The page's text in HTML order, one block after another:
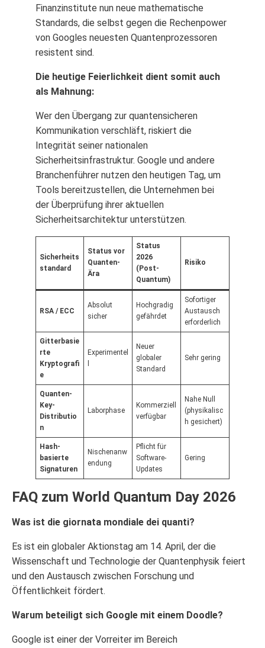
Finanzinstitute nun neue mathematische
Standards, die selbst gegen die Rechenpower
von Googles neuesten Quantenprozessoren
resistent sind.
Die heutige Feierlichkeit dient somit auch
als Mahnung:
Wer den Übergang zur quantensicheren
Kommunikation verschläft, riskiert die
Integrität seiner nationalen
Sicherheitsinfrastruktur. Google und andere
Branchenführer nutzen den heutigen Tag, um
Tools bereitzustellen, die Unternehmen bei
der Überprüfung ihrer aktuellen
Sicherheitsarchitektur unterstützen.
Sicherheits
standard
Status vor
Quanten-
Ära
Status
2026
(Post-
Quantum)
Risiko
RSA / ECC
Absolut
sicher
Hochgradig
gefährdet
Sofortiger
Austausch
erforderlich
Gitterbasie
rte
Kryptografi
e
Experimentel
Neuer
globaler
Standard
Sehr gering
Quanten-
Key-
Distributio
n
Laborphase
Kommerziell
verfügbar
Nahe Null
(physikalisc
h gesichert)
Hash-
basierte
Signaturen
Nischenanw
endung
Pflicht für
Software-
Updates
Gering
FAQ zum World Quantum Day 2026
Was ist die giornata mondiale dei quanti?
Es ist ein globaler Aktionstag am 14. April, der die
Wissenschaft und Technologie der Quantenphysik feiert
und den Austausch zwischen Forschung und
Öffentlichkeit fördert.
Warum beteiligt sich Google mit einem Doodle?
Google ist einer der Vorreiter im Bereich